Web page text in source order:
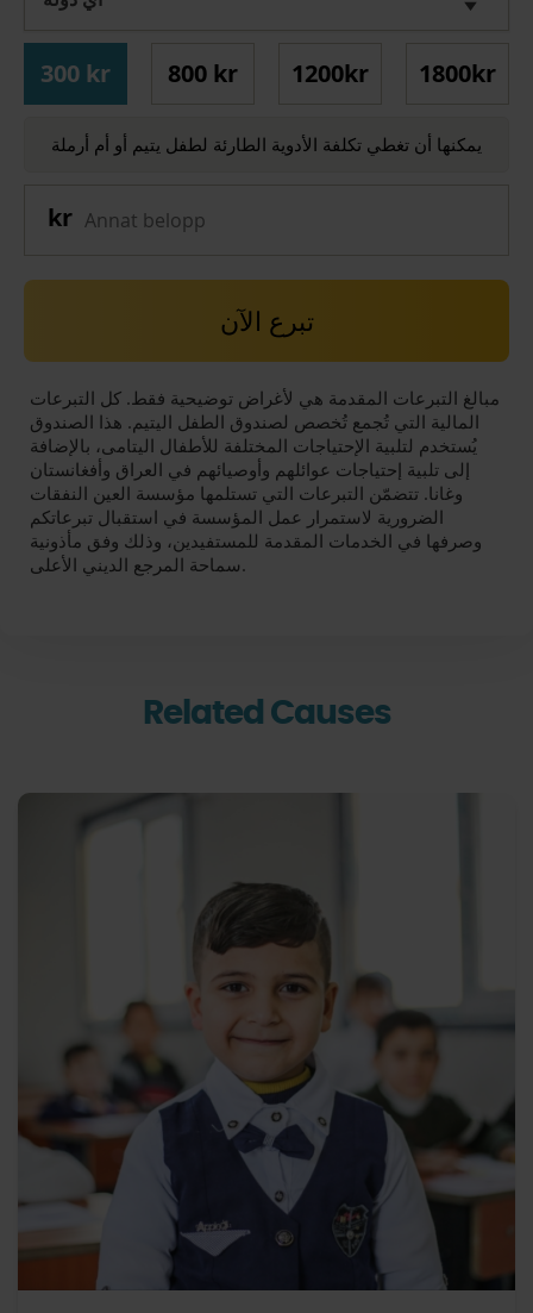
300 kr 800 kr 1200kr 1800kr
يمكنها أن تغطي تكلفة الأدوية الطارئة لطفل يتيم أو أم أرملة
تبرع الآن
مبالغ التبرعات المقدمة هي لأغراض توضيحية فقط. كل التبرعات
المالية التي تُجمع تُخصص لصندوق الطفل اليتيم. هذا الصندوق
يُستخدم لتلبية الإحتياجات المختلفة للأطفال اليتامى، بالإضافة
إلى تلبية إحتياجات عوائلهم وأوصيائهم في العراق وأفغانستان
وغانا. تتضمّن التبرعات التي تستلمها مؤسسة العين النفقات
الضرورية لاستمرار عمل المؤسسة في استقبال تبرعاتكم
وصرفها في الخدمات المقدمة للمستفيدين، وذلك وفق مأذونية
سماحة المرجع الديني الأعلى.
Related Causes